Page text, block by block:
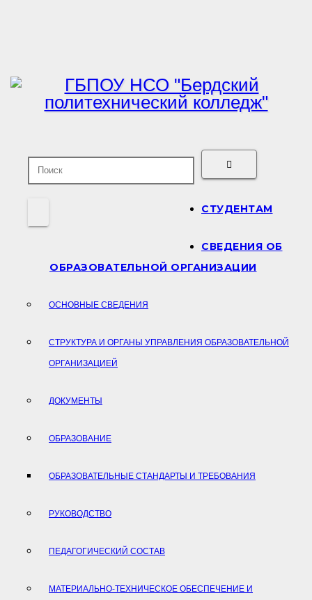
СТУДЕНТАМ
СВЕДЕНИЯ ОБ
ОБРАЗОВАТЕЛЬНОЙ ОРГАНИЗАЦИИ
ОСНОВНЫЕ СВЕДЕНИЯ
СТРУКТУРА И ОРГАНЫ УПРАВЛЕНИЯ ОБРАЗОВАТЕЛЬНОЙ
ОРГАНИЗАЦИЕЙ
ДОКУМЕНТЫ
ОБРАЗОВАНИЕ
ОБРАЗОВАТЕЛЬНЫЕ СТАНДАРТЫ И ТРЕБОВАНИЯ
РУКОВОДСТВО
ПЕДАГОГИЧЕСКИЙ СОСТАВ
МАТЕРИАЛЬНО-ТЕХНИЧЕСКОЕ ОБЕСПЕЧЕНИЕ И